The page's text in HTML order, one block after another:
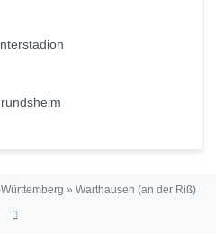
» Warthausen (an der Riß)